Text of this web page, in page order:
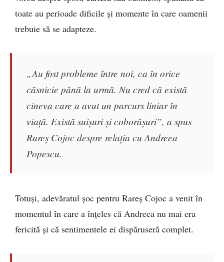
toate au perioade dificile și momente în care oamenii
trebuie să se adapteze.
„Au fost probleme între noi, ca în orice
căsnicie până la urmă. Nu cred că există
cineva care a avut un parcurs liniar în
viață. Există suișuri și coborâșuri”, a spus
Rareș Cojoc despre relația cu Andreea
Popescu.
Totuși, adevăratul șoc pentru Rareș Cojoc a venit în
momentul în care a înțeles că Andreea nu mai era
fericită și că sentimentele ei dispăruseră complet.